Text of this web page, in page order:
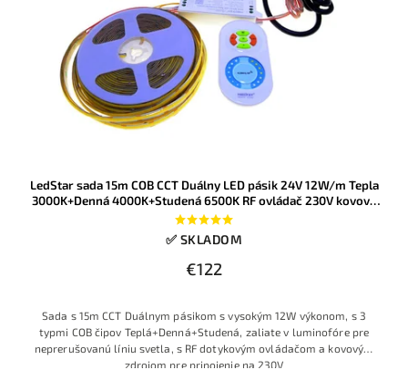
LedStar sada 15m COB CCT Duálny LED pásik 24V 12W/m Tepla
3000K+Denná 4000K+Studená 6500K RF ovládač 230V kovový
zdroj
✅ SKLADOM
€122
Sada s 15m CCT Duálnym pásikom s vysokým 12W výkonom, s 3
typmi COB čipov Teplá+Denná+Studená, zaliate v luminofóre pre
neprerušovanú líniu svetla, s RF dotykovým ovládačom a kovovým
zdrojom pre pripojenie na 230V